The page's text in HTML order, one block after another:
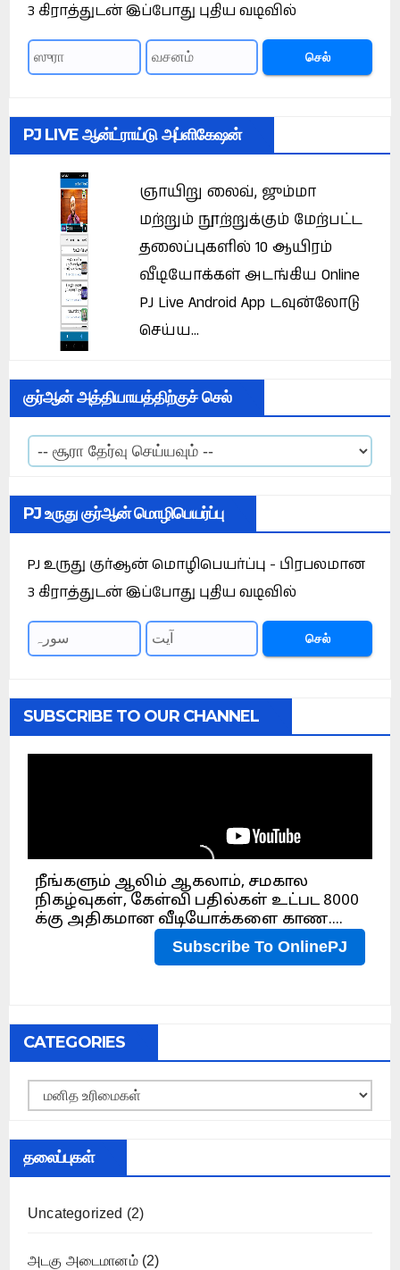
3 கிராத்துடன் இப்போது புதிய வடிவில்
செல்
PJ LIVE ஆன்ட்ராய்டு அப்ளிகேஷன்
ஞாயிறு லைவ், ஜும்மா
மற்றும் நூற்றுக்கும் மேற்பட்ட
தலைப்புகளில் 10 ஆயிரம்
வீடியோக்கள் அடங்கிய Online
PJ Live Android App டவுன்லோடு
செய்ய...
குர்ஆன் அத்தியாயத்திற்குச் செல்
PJ உருது குர்ஆன் மொழிபெயர்ப்பு
PJ உருது குர்ஆன் மொழிபெயர்ப்பு - பிரபலமான
3 கிராத்துடன் இப்போது புதிய வடிவில்
செல்
SUBSCRIBE TO OUR CHANNEL
CATEGORIES
Categories
தலைப்புகள்
Uncategorized (2)
அடகு அடைமானம்(2)